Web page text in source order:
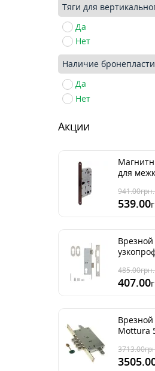
Тяги для
Да
Нет
Наличие
Да
Нет
Акции
для
Polaris
96мм
941.00грн.
539.00
Врезной
485.00грн.
407.00
Mottura
3713.00